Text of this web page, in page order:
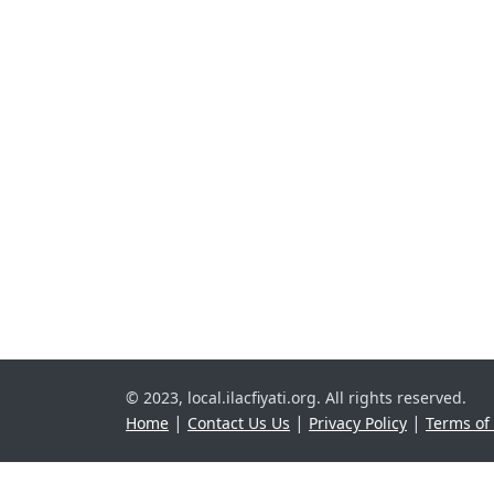
© 2023, local.ilacfiyati.org. All rights reserved.
Home | Contact Us Us | Privacy Policy | Terms of